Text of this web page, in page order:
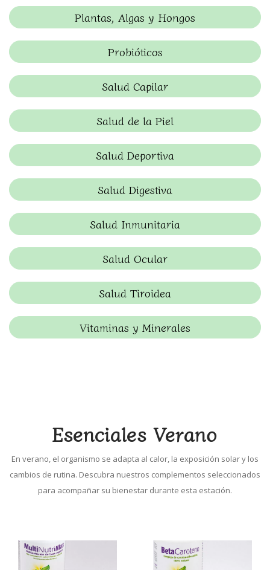
Plantas, Algas y Hongos
Probióticos
Salud Capilar
Salud de la Piel
Salud Deportiva
Salud Digestiva
Salud Inmunitaria
Salud Ocular
Salud Tiroidea
Vitaminas y Minerales
Esenciales Verano
En verano, el organismo se adapta al calor, la exposición solar y los
cambios de rutina. Descubra nuestros complementos seleccionados
para acompañar su bienestar durante esta estación.